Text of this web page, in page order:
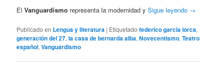
ElVanguardismo representa la modernidad ySigue leyendo →
Publicado en Lengua y literatura | Etiquetado federico garcía lorca,
generación del 27,la casa de bernarda alba,Novecentismo,Teatro
español,Vanguardismo